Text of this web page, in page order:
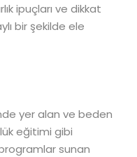
ipuçları ve dikkat
bir şekilde ele
yer alan ve beden
eğitimi gibi
sunan